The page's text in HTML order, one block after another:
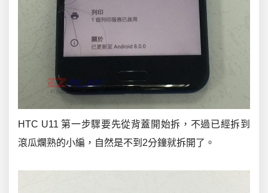
HTC U11 第一步驟要先從背蓋開始拆，不過已經拆到
滾瓜爛熟的小編，自然是不到2分鐘就拆開了。